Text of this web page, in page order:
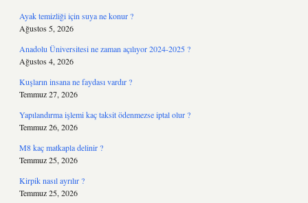
Ayak temizliği için suya ne konur ?
Ağustos 5, 2026
Anadolu Üniversitesi ne zaman açılıyor 2024-2025 ?
Ağustos 4, 2026
Kuşların insana ne faydası vardır ?
Temmuz 27, 2026
Yapılandırma işlemi kaç taksit ödenmezse iptal olur ?
Temmuz 26, 2026
M8 kaç matkapla delinir ?
Temmuz 25, 2026
Kirpik nasıl ayrılır ?
Temmuz 25, 2026